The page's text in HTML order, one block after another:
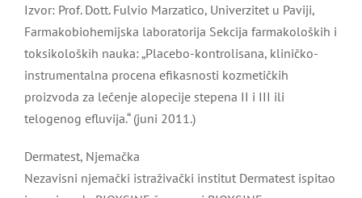
Izvor: Prof. Dott. Fulvio Marzatico, Univerzitet u Paviji,
Farmakobiohemijska laboratorija Sekcija farmakoloških i
toksikoloških nauka: „Placebo-kontrolisana, kliničko-
instrumentalna procena efikasnosti kozmetičkih
proizvoda za lečenje alopecije stepena II i III ili
telogenog efluvija.“ (juni 2011.)
Dermatest, Njemačka
Nezavisni njemački istraživački institut Dermatest ispitao